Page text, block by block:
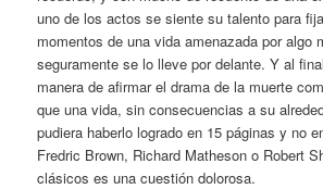
uno de los actos se siente su talento para
momentos de una vida amenazada por algo
seguramente se lo lleve por delante. Y al
manera de afirmar el drama de la muerte
que una vida, sin consecuencias a su
pudiera haberlo logrado en 15 páginas y no
Fredric Brown, Richard Matheson o Robert
clásicos es una cuestión dolorosa.